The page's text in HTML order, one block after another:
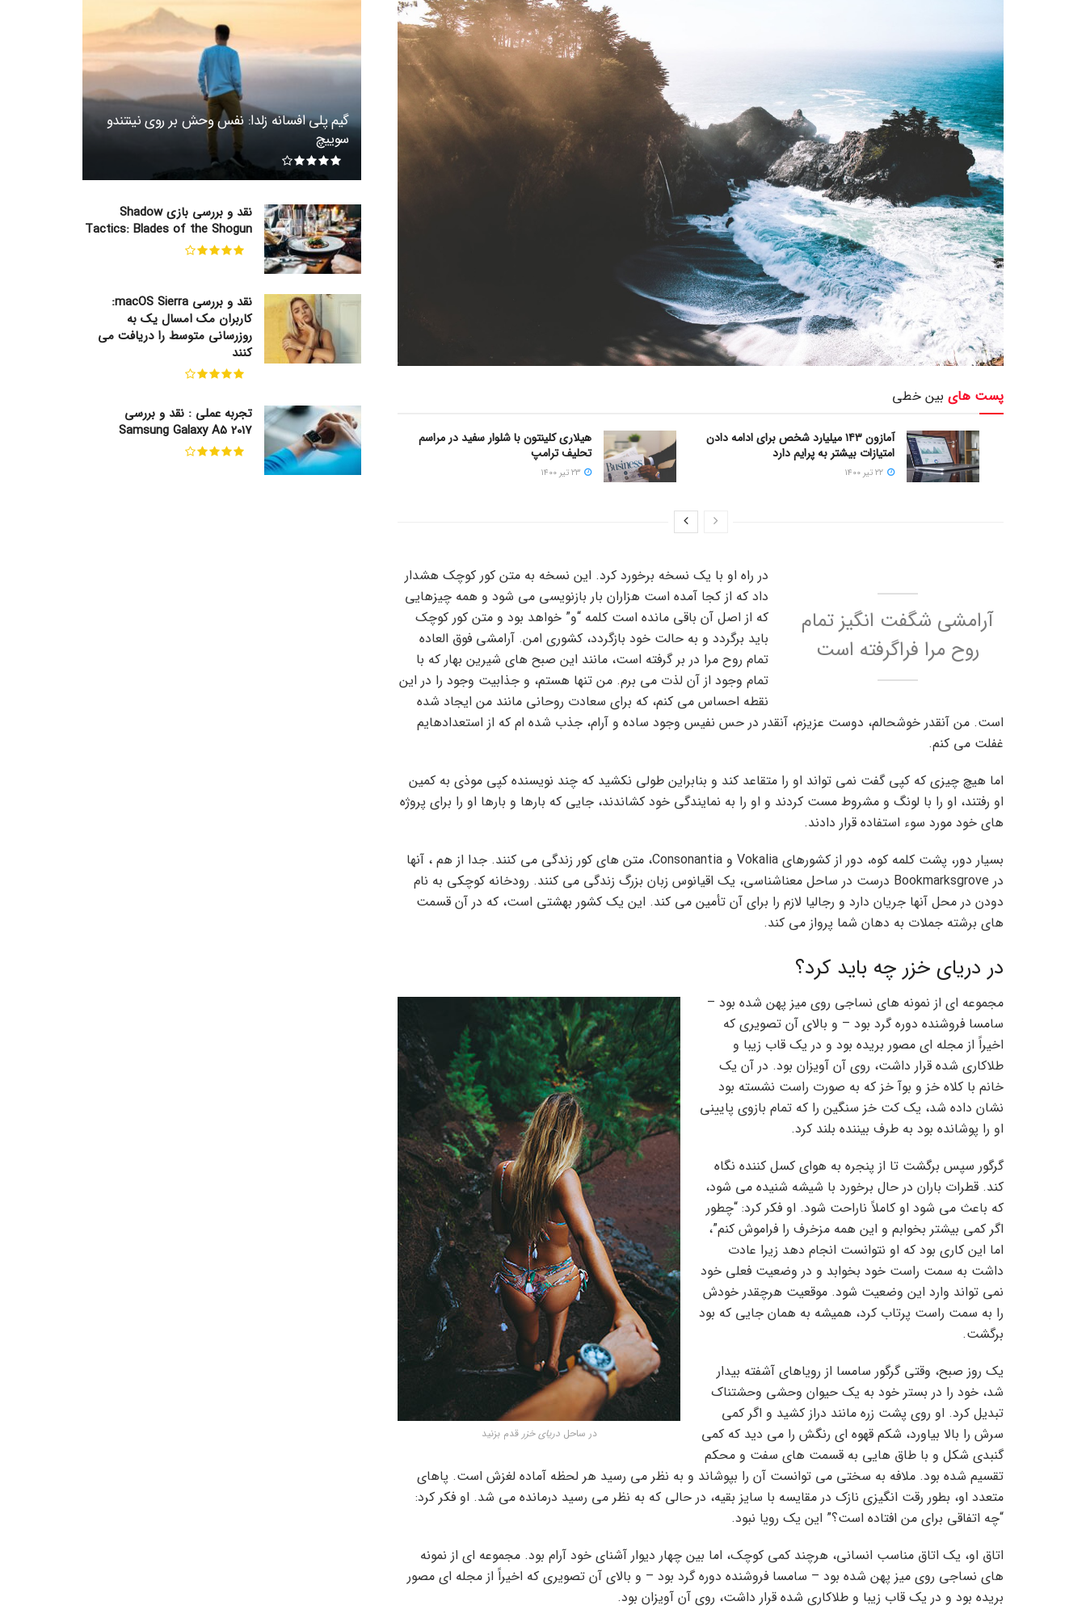
بین خطی پست های
هیلاری کلینتون با شلوار سفید در مراسم
تحلیف ترامپ
آمازون ۱۴۳ میلیارد شخص برای ادامه دادن
امتیازات بیشتر به پرایم دارد
آرامشی شگفت انگیز تمام
روح مرا فراگرفته است
در راه او با یک نسخه برخورد کرد. این نسخه به متن کور کوچک هشدار
داد که از کجا آمده است هزاران بار بازنویسی می شود و همه چیزهایی
که از اصل آن باقی مانده است کلمه “و” خواهد بود و متن کور کوچک
باید برگردد و به حالت خود بازگردد، کشوری امن. آرامشی فوق العاده
تمام روح مرا در بر گرفته است، مانند این صبح های شیرین بهار که با
تمام وجود از آن لذت می برم. من تنها هستم، و جذابیت وجود را در این
نقطه احساس می کنم، که برای سعادت روحانی مانند من ایجاد شده
است. من آنقدر خوشحالم، دوست عزیزم، آنقدر در حس نفیس وجود ساده و آرام، جذب شده ام که از استعدادهایم
غفلت می کنم.
اما هیچ چیزی که کپی گفت نمی تواند او را متقاعد کند و بنابراین طولی نکشید که چند نویسنده کپی موذی به کمین
او رفتند، او را با لونگ و مشروط مست کردند و او را به نمایندگی خود کشاندند، جایی که بارها و بارها او را برای پروژه
های خود مورد سوء استفاده قرار دادند.
بسیار دور، پشت کلمه کوه، دور از کشورهای Vokalia و Consonantia، متن های کور زندگی می کنند. جدا از هم ، آنها
در Bookmarksgrove درست در ساحل معناشناسی، یک اقیانوس زبان بزرگ زندگی می کنند. رودخانه کوچکی به نام
دودن در محل آنها جریان دارد و رجالیا لازم را برای آن تأمین می کند. این یک کشور بهشتی است، که در آن قسمت
های برشته جملات به دهان شما پرواز می کند.
در دریای خزر چه باید کرد؟
در ساحلدریای خزر قدم بزنید
مجموعه ای از نمونه های نساجی روی میز پهن شده بود –
سامسا فروشنده دوره گرد بود – و بالای آن تصویری که
اخیراً از مجله ای مصور بریده بود و در یک قاب زیبا و
طلاکاری شده قرار داشت، روی آن آویزان بود. در آن یک
خانم با کلاه خز و بوآ خز که به صورت راست نشسته بود
نشان داده شد، یک کت خز سنگین را که تمام بازوی پایینی
او را پوشانده بود به طرف بیننده بلند کرد.
گرگور سپس برگشت تا از پنجره به هوای کسل کننده نگاه
کند. قطرات باران در حال برخورد با شیشه شنیده می شود،
که باعث می شود او کاملاً ناراحت شود. او فکر کرد: “چطور
اگر کمی بیشتر بخوابم و این همه مزخرف را فراموش کنم”،
اما این کاری بود که او نتوانست انجام دهد زیرا عادت
داشت به سمت راست خود بخوابد و در وضعیت فعلی خود
نمی تواند وارد این وضعیت شود. موقعیت هرچقدر خودش
را به سمت راست پرتاب کرد، همیشه به همان جایی که بود
برگشت.
یک روز صبح، وقتی گرگور سامسا از رویاهای آشفته بیدار
شد، خود را در بستر خود به یک حیوان وحشی وحشتناک
تبدیل کرد. او روی پشت زره مانند دراز کشید و اگر کمی
سرش را بالا بیاورد، شکم قهوه ای رنگش را می دید که کمی
گنبدی شکل و با طاق هایی به قسمت های سفت و محکم
تقسیم شده بود. ملافه به سختی می توانست آن را بپوشاند و به نظر می رسید هر لحظه آماده لغزش است. پاهای
متعدد او، بطور رقت انگیزی نازک در مقایسه با سایز بقیه، در حالی که به نظر می رسید درمانده می شد. او فکر کرد:
“چه اتفاقی برای من افتاده است؟” این یک رویا نبود.
اتاق او، یک اتاق مناسب انسانی، هرچند کمی کوچک، اما بین چهار دیوار آشنای خود آرام بود. مجموعه ای از نمونه
های نساجی روی میز پهن شده بود – سامسا فروشنده دوره گرد بود – و بالای آن تصویری که اخیراً از مجله ای مصور
بریده بود و در یک قاب زیبا و طلاکاری شده قرار داشت، روی آن آویزان بود.
گیم پلی افسانه زلدا: نفس وحش بر روی نینتندو
سوییچ
نقد و بررسی بازی Shadow
Tactics: Blades of the Shogun
نقد و بررسی macOS Sierra:
کاربران مک امسال یک به
روزرسانی متوسط را دریافت می
کنند
تجربه عملی : نقد و بررسی
Samsung Galaxy A5 2017